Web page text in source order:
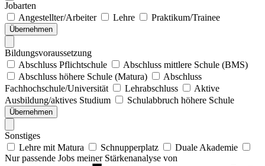
Jobarten
Angestellter/Arbeiter
Lehre Praktikum/Trainee
Übernehmen
Bildungsvoraussetzung
Abschluss Pflichtschule
Abschluss mittlere Schule (BMS)
Abschluss höhere Schule (Matura)
Abschluss
Fachhochschule/Universität
Lehrabschluss
Aktive
Ausbildung/aktives Studium
Schulabbruch höhere Schule
Übernehmen
Sonstiges
Lehre mit Matura
Schnupperplatz
Duale Akademie
Nur passende Jobs meiner Stärkenanalyse von